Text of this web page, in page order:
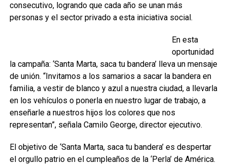
consecutivo, logrando que cada año se unan más
personas y el sector privado a esta iniciativa social.
En esta
oportunidad
la campaña: ‘Santa Marta, saca tu bandera’ lleva un mensaje
de unión. “Invitamos a los samarios a sacar la bandera en
familia, a vestir de blanco y azul a nuestra ciudad, a llevarla
en los vehículos o ponerla en nuestro lugar de trabajo, a
enseñarle a nuestros hijos los colores que nos
representan”, señala Camilo George, director ejecutivo.
El objetivo de ‘Santa Marta, saca tu bandera’ es despertar
el orgullo patrio en el cumpleaños de la ‘Perla’ de América.